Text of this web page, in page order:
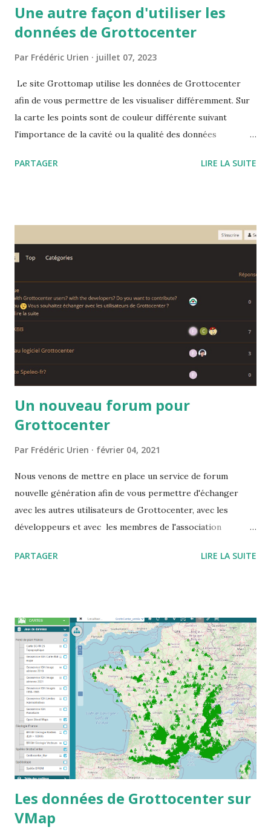
Une autre façon d'utiliser les
données de Grottocenter
Par Frédéric Urien juillet 07, 2023
Le site Grottomap utilise les données de Grottocenter
afin de vous permettre de les visualiser différemment. Sur
la carte les points sont de couleur différente suivant
l'importance de la cavité ou la qualité des données
détaillées mais également les cavités à proximité ou des
PARTAGER LIRE LA SUITE
Un nouveau forum pour
Grottocenter
Par Frédéric Urien février 04, 2021
Nous venons de mettre en place un service de forum
nouvelle génération afin de vous permettre d'échanger
avec les autres utilisateurs de Grottocenter, avec les
développeurs et avec les membres de l'association
est https://grottocenter.discourse.group/
PARTAGER LIRE LA SUITE
Les données de Grottocenter sur
VMap